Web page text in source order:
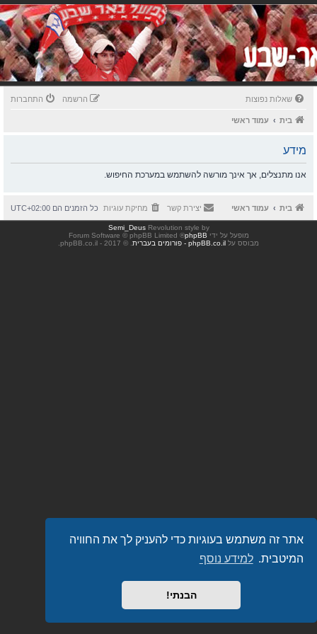
אתר זה משתמש בעוגיות כדי להעניק לך את החוויה
המיטבית. למידע נוסף
הבנתי!
שאלות נפוצות התחברות הרשמה
בית עמוד ראשי
מידע
אנו מתנצלים, אך אינך מורשה להשתמש במערכת החיפוש.
בית עמוד ראשי כל הזמנים הם UTC+02:00 מחיקת עוגיות יצירת קשר
Revolution style by
Semi_Deus
מופעל על ידי phpBB
® Forum Software © phpBB Limited
מבוסס על phpBB.co.il - פורומים בעברית . © 2017 - phpBB.co.il.